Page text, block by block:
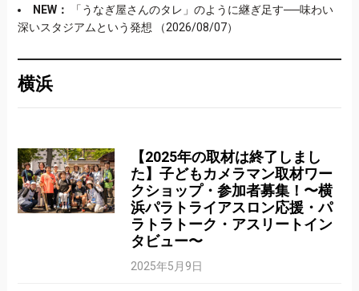
NEW：
「うなぎ屋さんのタレ」のように継ぎ足す──味わい
深いスタジアムという発想
（2026/08/07）
横浜
【2025年の取材は終了しまし
た】子どもカメラマン取材ワー
クショップ・参加者募集！〜横
浜パラトライアスロン応援・パ
ラトラトーク・アスリートイン
タビュー〜
2025年5月9日